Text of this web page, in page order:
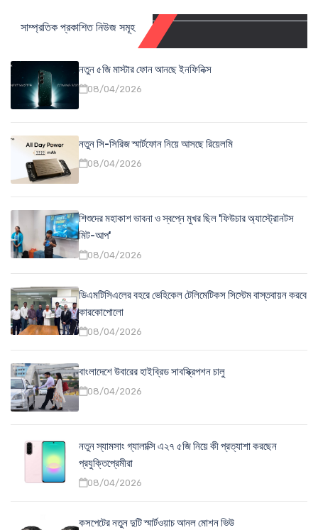
সাম্প্রতিক প্রকাশিত নিউজ সমূহ
নতুন ৫জি মাস্টার ফোন আনছে ইনফিনিক্স
08/04/2026
নতুন সি-সিরিজ স্মার্টফোন নিয়ে আসছে রিয়েলমি
08/04/2026
শিশুদের মহাকাশ ভাবনা ও স্বপ্নে মুখর ছিল 'ফিউচার অ্যাস্ট্রোনটস
মিট-আপ'
08/04/2026
ডিএমটিসিএলের বহরে ভেহিকেল টেলিমেটিকস সিস্টেম বাস্তবায়ন করবে
কারকোপোলো
08/04/2026
বাংলাদেশে উবারের হাইব্রিড সাবস্ক্রিপশন চালু
08/04/2026
নতুন স্যামসাং গ্যালাক্সি এ২৭ ৫জি নিয়ে কী প্রত্যাশা করছেন
প্রযুক্তিপ্রেমীরা
08/04/2026
কসপেটের নতুন দুটি স্মার্টওয়াচ আনল মোশন ভিউ